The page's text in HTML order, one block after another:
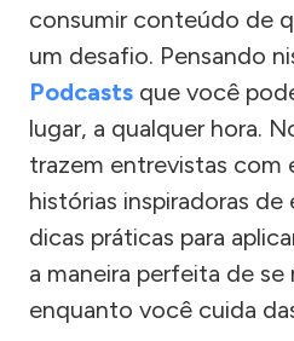
consumir conteúdo de
um desafio. Pensando
Podcasts que você
lugar, a qualquer hora.
trazem entrevistas com
histórias inspiradoras
dicas práticas para
a maneira perfeita de
enquanto você cuida